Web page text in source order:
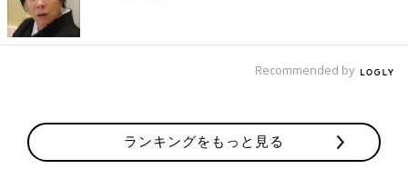
Recommended by
ランキングをもっと見る